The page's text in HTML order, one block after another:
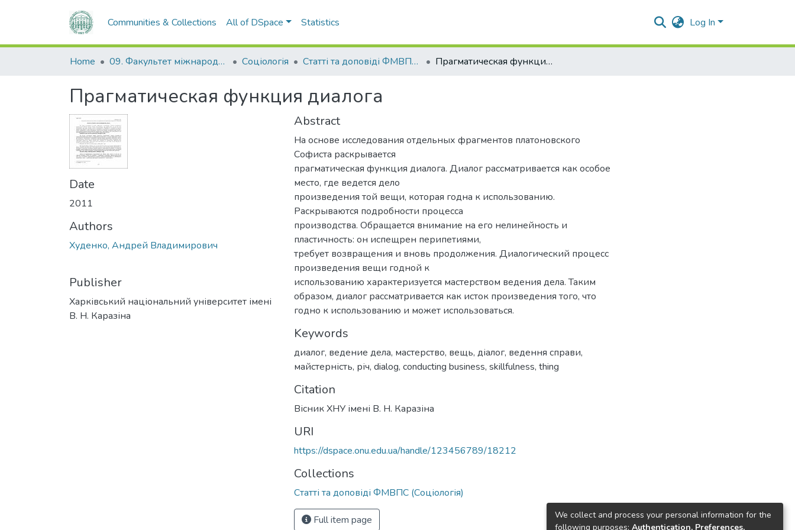
Communities & Collections All of DSpace Statistics Log In
Home 09. Факультет міжнародних відносин, політології та соціології Соціологія Статті та доповіді ФМВПС (Соціологія) Прагматическая функция диалога
Прагматическая функция диалога
Date
2011
Authors
Худенко, Андрей Владимирович
Publisher
Харківський національний університет імені
В. Н. Каразіна
Abstract
На основе исследования отдельных фрагментов платоновского
Софиста раскрывается
прагматическая функция диалога. Диалог рассматривается как особое
место, где ведется дело
произведения той вещи, которая годна к использованию.
Раскрываются подробности процесса
производства. Обращается внимание на его нелинейность и
пластичность: он испещрен перипетиями,
требует возвращения и вновь продолжения. Диалогический процесс
произведения вещи годной к
использованию характеризуется мастерством ведения дела. Таким
образом, диалог рассматривается как исток произведения того, что
годно к использованию и может использоваться.
Keywords
диалог, ведение дела, мастерство, вещь, діалог, ведення справи,
майстерність, річ, dialog, conducting business, skillfulness, thing
Citation
Вісник ХНУ імені В. Н. Каразіна
URI
https://dspace.onu.edu.ua/handle/123456789/18212
Collections
Статті та доповіді ФМВПС (Соціологія)
Full item page
We collect and process your personal information for the
following purposes: Authentication, Preferences,